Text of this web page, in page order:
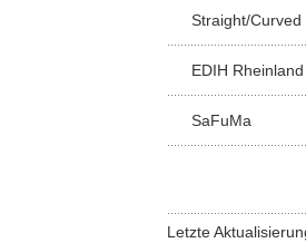
Straight/Curved
EDIH Rheinland
SaFuMa
Letzte